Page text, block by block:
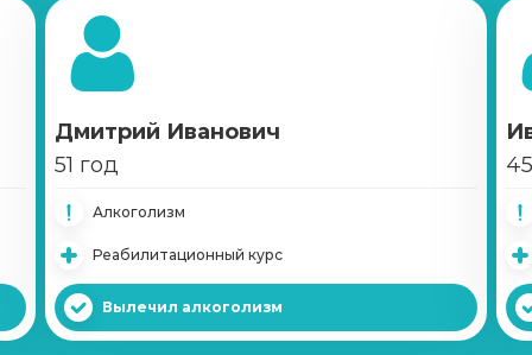
от 1 800 ₽ Записаться
Дмитрий Иванович
51 год
Алкоголизм
Реабилитационный курс
Вылечил алкоголизм